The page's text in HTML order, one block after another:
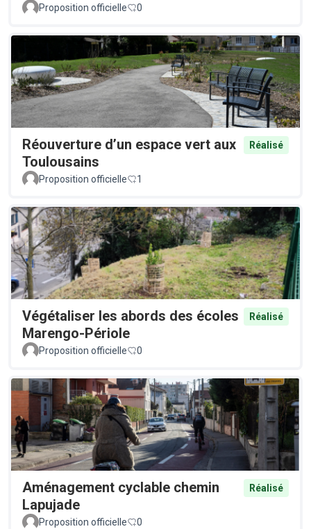
Proposition officielle 0
Réouverture d’un espace vert aux
Toulousains
Réalisé
Proposition officielle 1
Végétaliser les abords des écoles
Marengo-Périole
Réalisé
Proposition officielle 0
Aménagement cyclable chemin
Lapujade
Réalisé
Proposition officielle 0